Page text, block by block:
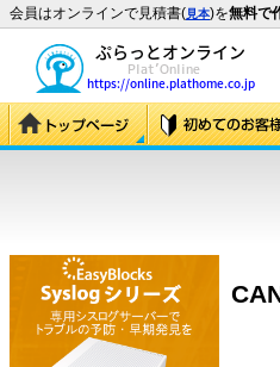
会員はオンラインで見積書(見本)を無料で